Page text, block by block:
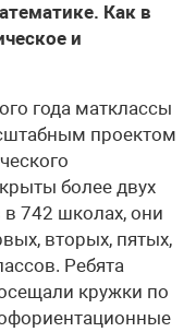
Как в
и
года матклассы
проектом
более двух
в 742 школах, они
вторых, пятых,
Ребята
кружки по